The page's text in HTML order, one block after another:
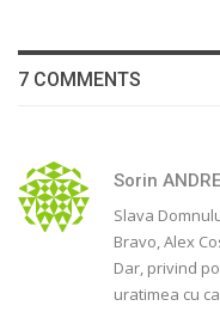
7 COMMENTS
Sorin
Slava
Bravo, Alex
Dar, privind
uratimea cu